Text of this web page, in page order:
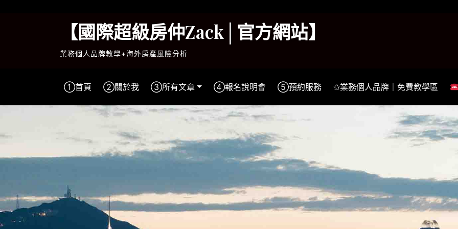
【國際超級房仲Zack│官方網站】
業務個人品牌教學+海外房產風險分析
①首頁 ②關於我 ③所有文章 ④報名說明會 ⑤預約服務 ✩業務個人品牌｜免費教學區